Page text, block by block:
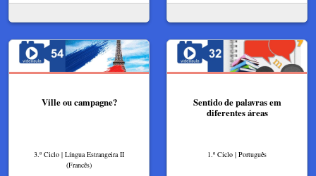
Ville ou campagne?
3.º Ciclo | Língua Estrangeira II
(Francês)
Sentido de palavras em
diferentes áreas
1.º Ciclo | Português